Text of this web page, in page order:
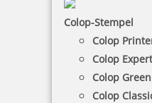
Colop-Stempel
Colop
Colop Expert
Colop
Colop
Diese Stempelfarbe